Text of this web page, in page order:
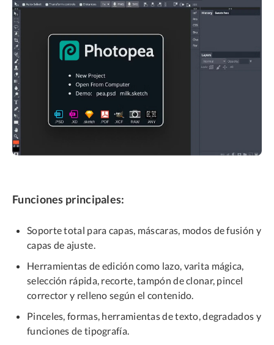
Funciones principales:
Soporte total para capas, máscaras, modos de fusión y
capas de ajuste.
Herramientas de edición como lazo, varita mágica,
selección rápida, recorte, tampón de clonar, pincel
corrector y relleno según el contenido.
Pinceles, formas, herramientas de texto, degradados y
funciones de tipografía.